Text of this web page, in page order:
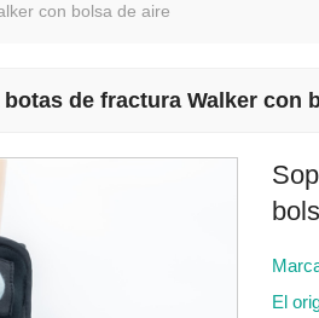
con bolsa de aire
de fractura Walker con
El